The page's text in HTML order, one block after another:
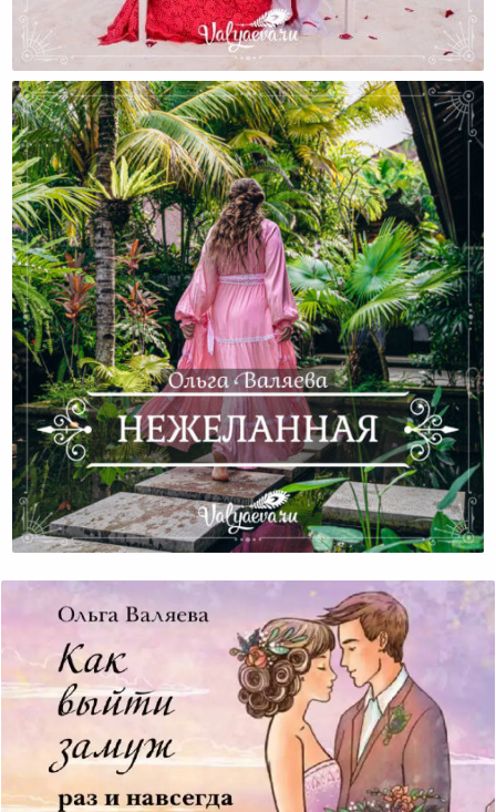
Как Женщины Стали Сильными Поневоле. И Есть Ли
У Нас Выбор?
Нежеланная